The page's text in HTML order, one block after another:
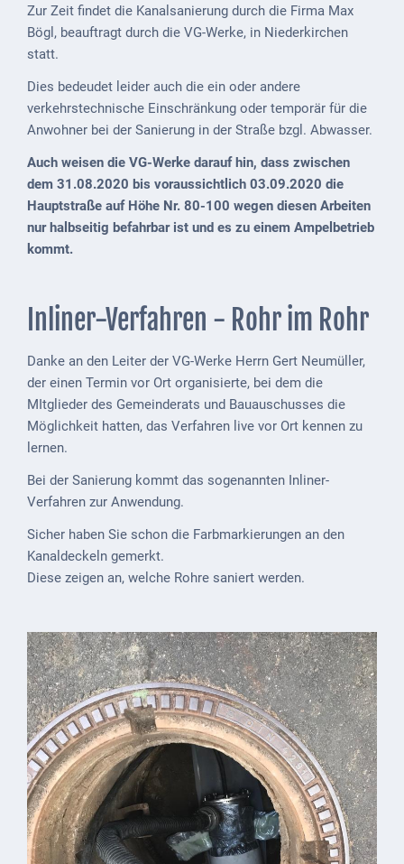
Mobilität
Abwasser
Defibrillatoren
Katastrophenschutz
Notfallnummern
Social
Sitemap
Downloads
Historisches
Bau
Schwesternhaus
1906
Bürgerhospital
Deidesheim
ab
1793
Geplante
Regionalbahn
1907
Teilung
Gemarkungen
ab
1816
Zur Zeit findet die Kanalsanierung durch die Firma Max
Bögl, beauftragt durch die VG-Werke, in Niederkirchen
statt.
Dies bedeudet leider auch die ein oder andere
verkehrstechnische Einschränkung oder temporär für die
Anwohner bei der Sanierung in der Straße bzgl. Abwasser.
Auch weisen die VG-Werke darauf hin, dass zwischen
dem 31.08.2020 bis voraussichtlich 03.09.2020 die
Hauptstraße auf Höhe Nr. 80-100 wegen diesen Arbeiten
nur halbseitig befahrbar ist und es zu einem Ampelbetrieb
kommt.
Inliner-Verfahren - Rohr im Rohr
Danke an den Leiter der VG-Werke Herrn Gert Neumüller,
der einen Termin vor Ort organisierte, bei dem die
MItglieder des Gemeinderats und Bauauschusses die
Möglichkeit hatten, das Verfahren live vor Ort kennen zu
lernen.
Bei der Sanierung kommt das sogenannten Inliner-
Verfahren zur Anwendung.
Sicher haben Sie schon die Farbmarkierungen an den
Kanaldeckeln gemerkt.
Diese zeigen an, welche Rohre saniert werden.